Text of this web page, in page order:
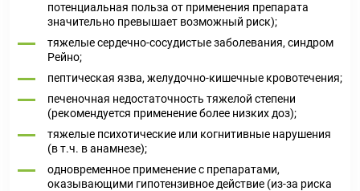
потенциальная польза от применения препарата
значительно превышает возможный риск);
тяжелые сердечно-сосудистые заболевания, синдром
Рейно;
пептическая язва, желудочно-кишечные кровотечения;
печеночная недостаточность тяжелой степени
(рекомендуется применение более низких доз);
тяжелые психотические или когнитивные нарушения
(в т.ч. в анамнезе);
одновременное применение с препаратами,
оказывающими гипотензивное действие (из-за риска